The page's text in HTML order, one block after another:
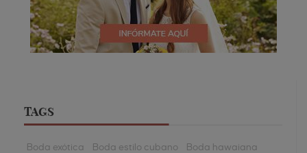
TAGS
Boda exótica Boda estilo cubano
Boda hawaiana